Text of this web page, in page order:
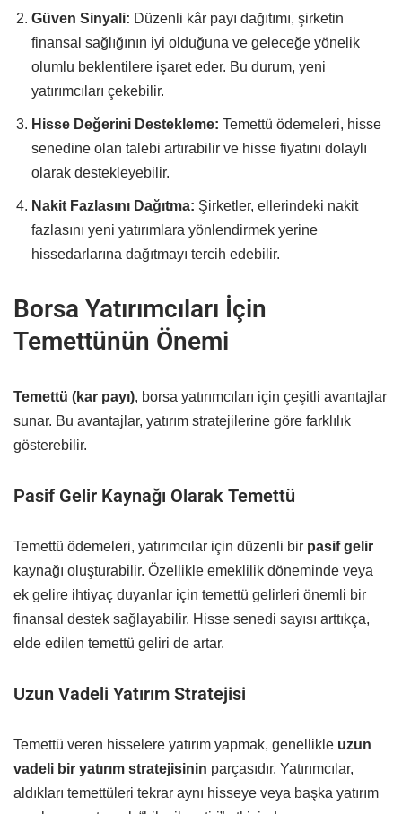
Güven Sinyali: Düzenli kâr payı dağıtımı, şirketin
finansal sağlığının iyi olduğuna ve geleceğe yönelik
olumlu beklentilere işaret eder. Bu durum, yeni
yatırımcıları çekebilir.
Hisse Değerini Destekleme: Temettü ödemeleri, hisse
senedine olan talebi artırabilir ve hisse fiyatını dolaylı
olarak destekleyebilir.
Nakit Fazlasını Dağıtma: Şirketler, ellerindeki nakit
fazlasını yeni yatırımlara yönlendirmek yerine
hissedarlarına dağıtmayı tercih edebilir.
Borsa Yatırımcıları İçin
Temettünün Önemi
Temettü (kar payı), borsa yatırımcıları için çeşitli avantajlar
sunar. Bu avantajlar, yatırım stratejilerine göre farklılık
gösterebilir.
Pasif Gelir Kaynağı Olarak Temettü
Temettü ödemeleri, yatırımcılar için düzenli bir pasif gelir
kaynağı oluşturabilir. Özellikle emeklilik döneminde veya
ek gelire ihtiyaç duyanlar için temettü gelirleri önemli bir
finansal destek sağlayabilir. Hisse senedi sayısı arttıkça,
elde edilen temettü geliri de artar.
Uzun Vadeli Yatırım Stratejisi
Temettü veren hisselere yatırım yapmak, genellikle uzun
vadeli bir yatırım stratejisinin parçasıdır. Yatırımcılar,
aldıkları temettüleri tekrar aynı hisseye veya başka yatırım